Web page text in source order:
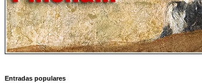
Entradas populares